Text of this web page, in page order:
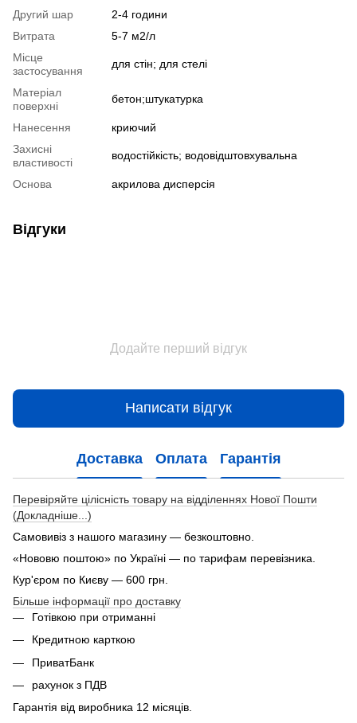
Другий шар
2-4 години
Витрата
5-7 м2/л
Місце
застосування
для стін; для стелі
Матеріал
поверхні
бетон;штукатурка
Нанесення
криючий
Захисні
властивості
водостійкість; водовідштовхувальна
Основа акрилова дисперсія
Відгуки
Додайте перший відгук
Написати відгук
Доставка Оплата Гарантія
Перевіряйте цілісність товару на відділеннях Нової Пошти
(Докладніше...)
Самовивіз з нашого магазину — безкоштовно.
«Нововю поштою» по Україні — по тарифам перевізника.
Кур'єром по Києву — 600 грн.
Більше інформації про доставку
Готівкою при отриманні
Кредитною карткою
ПриватБанк
рахунок з ПДВ
Гарантія від виробника 12 місяців.